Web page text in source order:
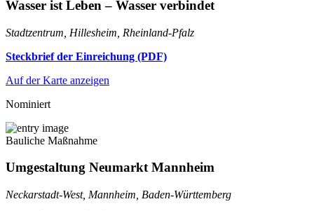
Wasser ist Leben – Wasser verbindet
Stadtzentrum, Hillesheim, Rheinland-Pfalz
Steckbrief der Einreichung (PDF)
Auf der Karte anzeigen
Nominiert
Bauliche Maßnahme
Umgestaltung Neumarkt Mannheim
Neckarstadt-West, Mannheim, Baden-Württemberg